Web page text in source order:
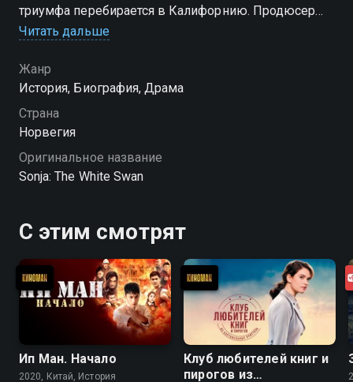
триумфа перебирается в Калифорнию. Продюсер
Артур Виртц устраивает ей туры с ледовыми ревю
успехом
Читать дальше
Жанр
История, Биография, Драма
Страна
Норвегия
Оригинальное название
Sonja: The White Swan
С этим смотрят
Ип Ман. Начало
2020, Китай, История
Клуб любителей книг и
пирогов из